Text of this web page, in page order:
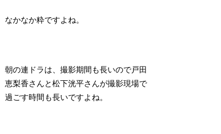
なかなか粋ですよね。
朝の連ドラは、撮影期間も長いので戸田
恵梨香さんと松下洸平さんが撮影現場で
過ごす時間も長いですよね。